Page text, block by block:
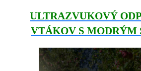
ULTRAZVUKOVÝ
VTÁKOV S MODRÝM